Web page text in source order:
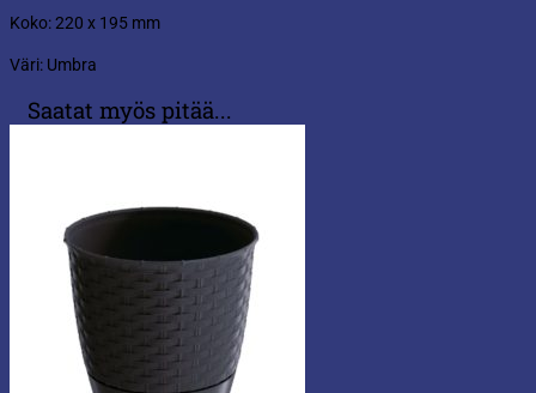
Koko: 220 x 195 mm
Väri: Umbra
Saatat myös pitää...